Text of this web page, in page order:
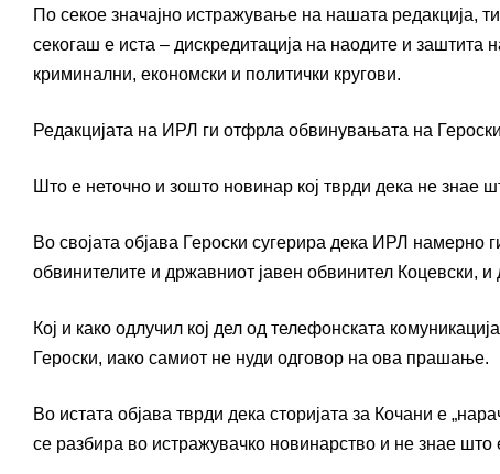
По секое значајно истражување на нашата редакција,
секогаш е иста – дискредитација на наодите и
криминални, економски и политички кругови.
Редакцијата на ИРЛ ги отфрла обвинувањата на
Што е неточно и зошто новинар кој тврди дека не знае
Во својата објава Героски сугерира дека ИРЛ
обвинителите и државниот јавен обвинител Коцевски,
Кој и како одлучил кој дел од телефонската
Героски, иако самиот не нуди одговор на ова прашање.
Во истата објава тврди дека сторијата за Кочани е
се разбира во истражувачко новинарство и не знае што